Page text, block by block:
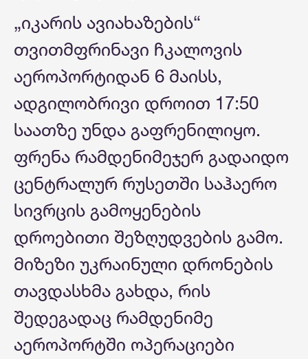
„იკარის ავიახაზების“
თვითმფრინავი ჩკალოვის
აეროპორტიდან 6 მაისს,
ადგილობრივი დროით 17:50
საათზე უნდა გაფრენილიყო.
ფრენა რამდენიმეჯერ გადაიდო
ცენტრალურ რუსეთში საჰაერო
სივრცის გამოყენების
დროებითი შეზღუდვების გამო.
მიზეზი უკრაინული დრონების
თავდასხმა გახდა, რის
შედეგადაც რამდენიმე
აეროპორტში ოპერაციები